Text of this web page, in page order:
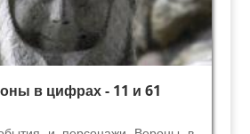
в цифрах - 11 и 61